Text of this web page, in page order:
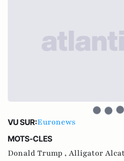
VU SUR:Euronews
MOTS-CLES
Donald Trump , Alligator